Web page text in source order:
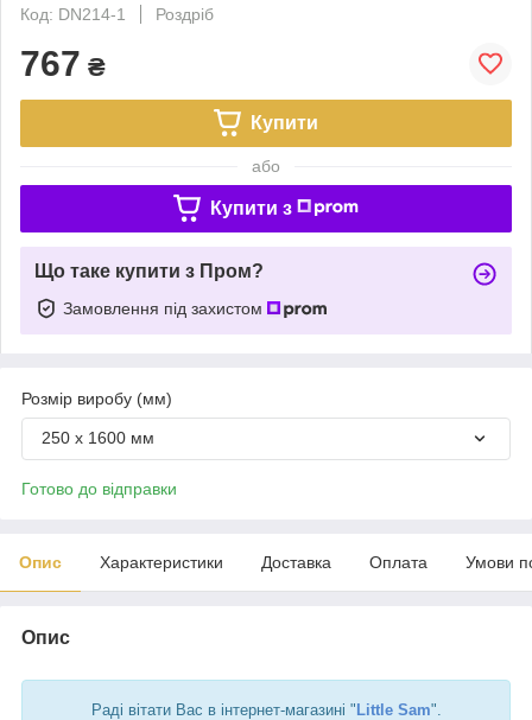
Код: DN214-1
Роздріб
767 ₴
Купити
або
Купити з
Що таке купити з Пром?
Замовлення під захистом
Розмір виробу (мм)
250 х 1600 мм
Готово до відправки
Опис Характеристики Доставка Оплата Умови
Опис
Раді вітати Вас в інтернет-магазині " Little Sam".